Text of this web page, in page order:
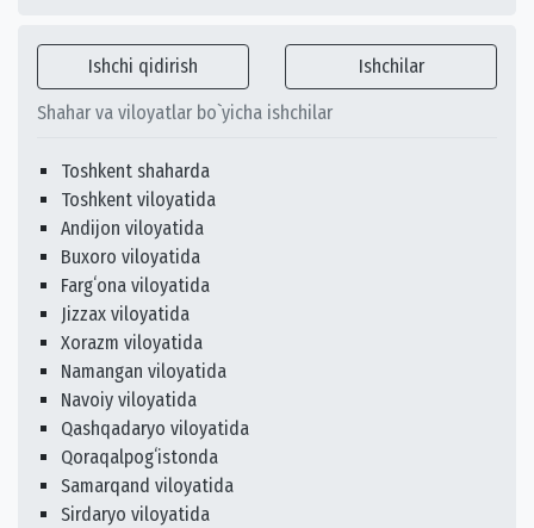
Ishchi qidirish Ishchilar
Shahar va viloyatlar bo`yicha ishchilar
Toshkent shaharda
Toshkent viloyatida
Andijon viloyatida
Buxoro viloyatida
Fargʻona viloyatida
Jizzax viloyatida
Xorazm viloyatida
Namangan viloyatida
Navoiy viloyatida
Qashqadaryo viloyatida
Qoraqalpogʻistonda
Samarqand viloyatida
Sirdaryo viloyatida